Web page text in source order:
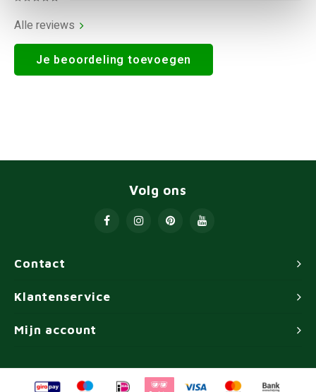
Alle reviews
Je beoordeling toevoegen
Contact
Volg ons
Klantenservice
Mijn account